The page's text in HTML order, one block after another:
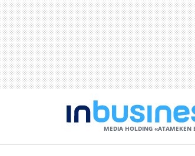
MEDIA HOLDING «ATAMEKЕN